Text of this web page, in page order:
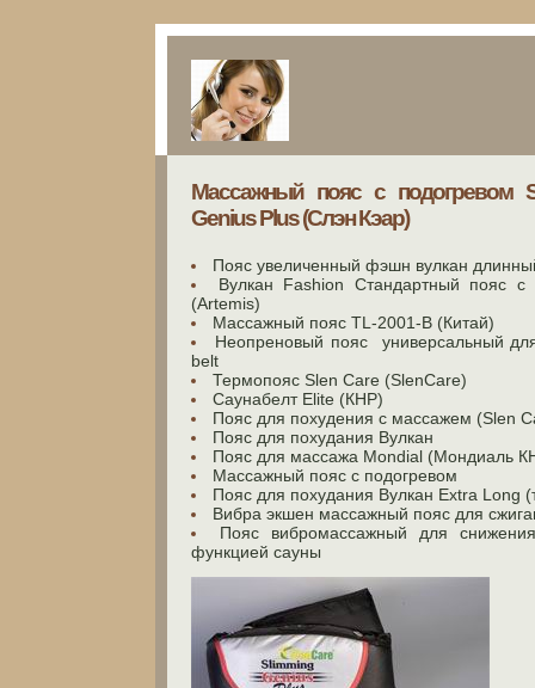
Массажный пояс с подогревом
Genius Plus (Слэн Кэар)
Пояс увеличенный фэшн вулкан
Вулкан Fashion Стандартный пояс
(Artemis)
Массажный пояс TL-2001-В (Китай)
Неопреновый пояс универсальный
belt
Термопояс Slen Care (SlenCare)
Cаунабелт Elite (КНР)
Пояс для похудения с массажем (Slen
Пояс для похудания Вулкан
Пояс для массажа Mondial (Мондиаль
Массажный пояс с подогревом
Пояс для похудания Вулкан Extra Long
Вибра экшен массажный пояс для
Пояс вибромассажный для
функцией сауны